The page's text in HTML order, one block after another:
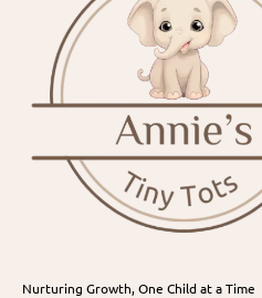
Nurturing Growth, One Child at a Time